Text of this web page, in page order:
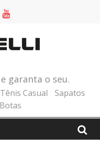
garanta o seu.
Tênis Casual
Sapatos
Botas